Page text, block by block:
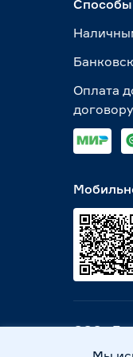
Оплата
договору
ООО